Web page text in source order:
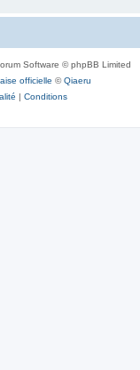
Software © phpBB Limited
officielle ©Qiaeru
| Conditions